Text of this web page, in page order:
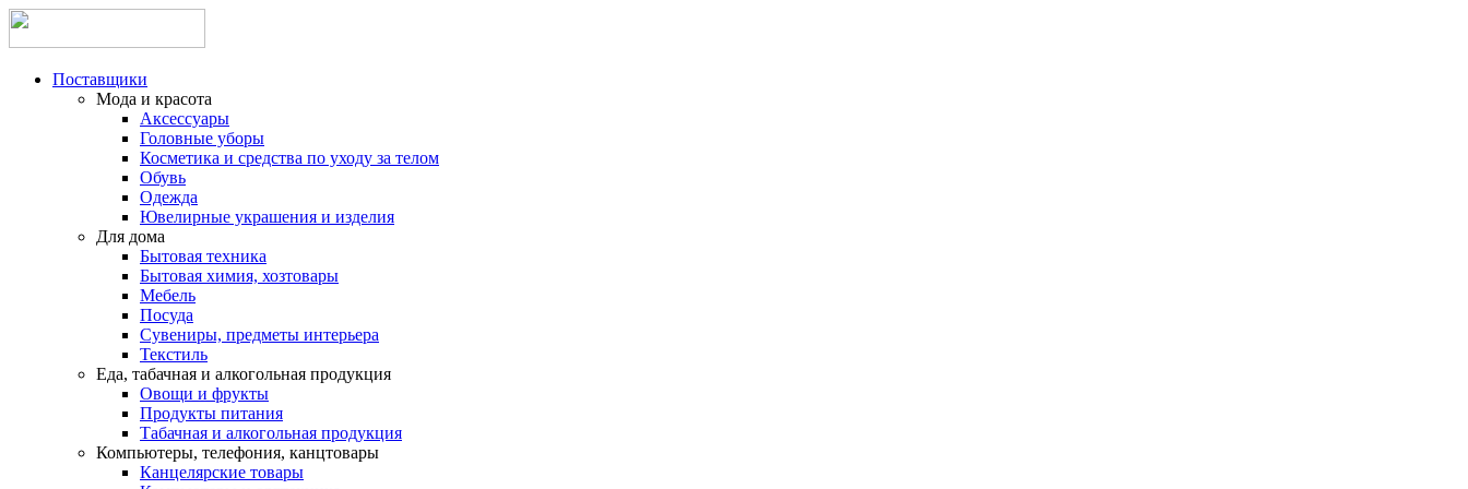
Поставщики
Мода и красота
Аксессуары
Головные уборы
Косметика и средства по уходу за телом
Обувь
Одежда
Ювелирные украшения и изделия
Для дома
Бытовая техника
Бытовая химия, хозтовары
Мебель
Посуда
Сувениры, предметы интерьера
Текстиль
Еда, табачная и алкогольная продукция
Овощи и фрукты
Продукты питания
Табачная и алкогольная продукция
Компьютеры, телефония, канцтовары
Канцелярские товары